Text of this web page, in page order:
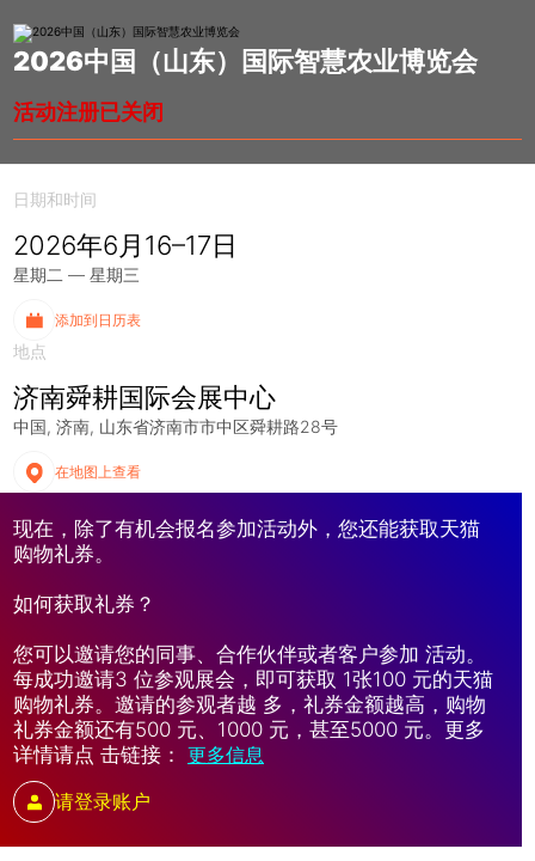
2026中国（山东）国际智慧农业博览会
活动注册已关闭
日期和时间
2026年6月16–17日
星期二 — 星期三
添加到日历表
地点
济南舜耕国际会展中心
中国 济南 山东省济南市市中区舜耕路28号
在地图上查看
现在，除了有机会报名参加活动外，您还能获取天猫
购物礼券。
如何获取礼券？
您可以邀请您的同事、合作伙伴或者客户参加 活动。
每成功邀请3 位参观展会，即可获取 1张100 元的天猫
购物礼券。邀请的参观者越 多，礼券金额越高，购物
礼券金额还有500 元、1000 元，甚至5000 元。更多
详情请点 击链接： 更多信息
请登录账户